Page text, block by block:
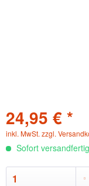
24,95 € *
inkl. MwSt. zzgl.
Sofort